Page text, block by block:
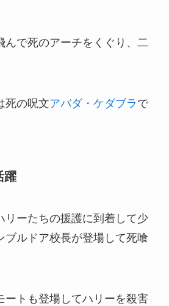
んで死のアーチをくぐり、二
死の呪文アバダ・ケダブラ で
躍
リーたちの援護に到着して少
ブルドア校長が登場して死喰
ートも登場してハリーを殺害